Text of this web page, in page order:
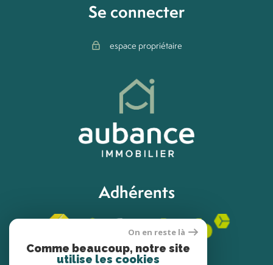
Se connecter
espace propriétaire
Adhérents
On en reste là
Comme beaucoup, notre site
utilise les cookies